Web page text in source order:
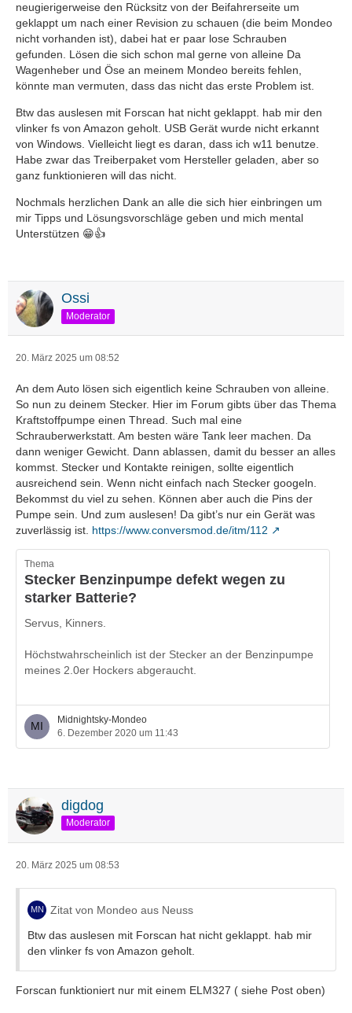
neugierigerweise den Rücksitz von der Beifahrerseite um
geklappt um nach einer Revision zu schauen (die beim Mondeo
nicht vorhanden ist), dabei hat er paar lose Schrauben
gefunden. Lösen die sich schon mal gerne von alleine Da
Wagenheber und Öse an meinem Mondeo bereits fehlen,
könnte man vermuten, dass das nicht das erste Problem ist.
Btw das auslesen mit Forscan hat nicht geklappt. hab mir den
vlinker fs von Amazon geholt. USB Gerät wurde nicht erkannt
von Windows. Vielleicht liegt es daran, dass ich w11 benutze.
Habe zwar das Treiberpaket vom Hersteller geladen, aber so
ganz funktionieren will das nicht.
Nochmals herzlichen Dank an alle die sich hier einbringen um
mir Tipps und Lösungsvorschläge geben und mich mental
Unterstützen 😁👍
Ossi
Moderator
20. März 2025 um 08:52
An dem Auto lösen sich eigentlich keine Schrauben von alleine.
So nun zu deinem Stecker. Hier im Forum gibts über das Thema
Kraftstoffpumpe einen Thread. Such mal eine
Schrauberwerkstatt. Am besten wäre Tank leer machen. Da
dann weniger Gewicht. Dann ablassen, damit du besser an alles
kommst. Stecker und Kontakte reinigen, sollte eigentlich
ausreichend sein. Wenn nicht einfach nach Stecker googeln.
Bekommst du viel zu sehen. Können aber auch die Pins der
Pumpe sein. Und zum auslesen! Da gibt’s nur ein Gerät was
zuverlässig ist. https://www.conversmod.de/itm/112
Thema
Stecker Benzinpumpe defekt wegen zu
starker Batterie?
Servus, Kinners.
Höchstwahrscheinlich ist der Stecker an der Benzinpumpe
meines 2.0er Hockers abgeraucht.
85Ah-Batterie dem Teil zuviel Strom gibt?
Falls das so sein sollte, müsste ja zuerst eine Sicherung
Als Hintergrund schreibe ich noch dazu, dass der Hocker
zu 80 Prozent Kurzstrecke fährt.
Ich wäre über Meinungen und Anregungen jeglicher Art
sehr dankbar.
Midnightsky-Mondeo
6. Dezember 2020 um 11:43
digdog
Moderator
20. März 2025 um 08:53
Zitat von Mondeo aus Neuss
Btw das auslesen mit Forscan hat nicht geklappt. hab mir
den vlinker fs von Amazon geholt.
Forscan funktioniert nur mit einem ELM327 ( siehe Post oben)